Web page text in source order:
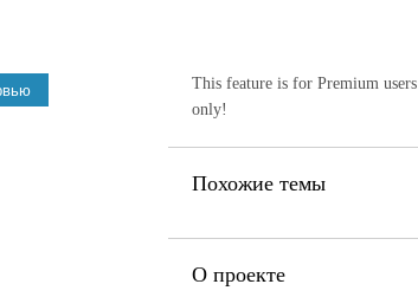
This feature is for Premium users
only!
Похожие темы
О проекте